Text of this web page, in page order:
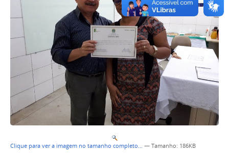
Clique para ver a imagem no tamanho completo… — Tamanho: 186KB